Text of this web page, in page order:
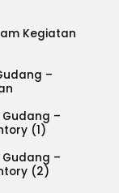
Kegiatan
–
–
(1)
–
(2)